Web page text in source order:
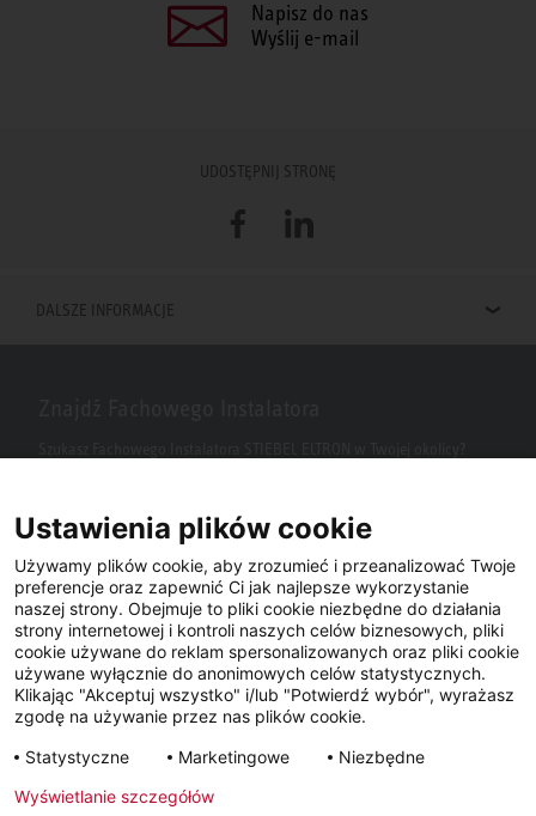
Napisz do nas
Wyślij e-mail
UDOSTĘPNIJ STRONĘ
FacebookLinkedIn
DALSZE INFORMACJE
Facebook YouTube LinkedIn
Instagram
Ustawienia plików cookie
Używamy plików cookie, aby zrozumieć i przeanalizować Twoje
preferencje oraz zapewnić Ci jak najlepsze wykorzystanie
naszej strony. Obejmuje to pliki cookie niezbędne do działania
strony internetowej i kontroli naszych celów biznesowych, pliki
cookie używane do reklam spersonalizowanych oraz pliki cookie
używane wyłącznie do anonimowych celów statystycznych.
Klikając "Akceptuj wszystko" i/lub "Potwierdź wybór", wyrażasz
zgodę na używanie przez nas plików cookie.
Statystyczne
Marketingowe
Niezbędne
Wyświetlanie szczegółów